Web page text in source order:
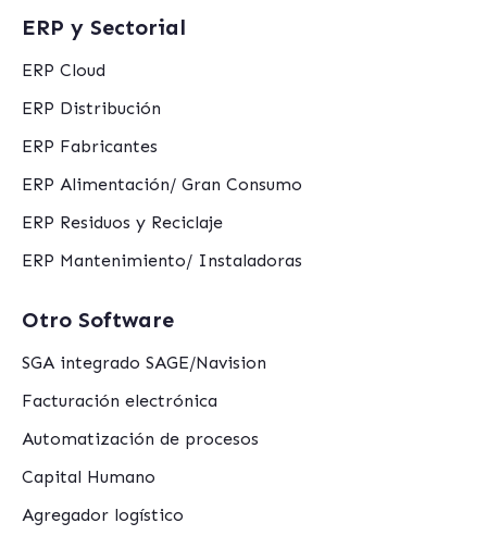
ERP y Sectorial
ERP Cloud
ERP Distribución
ERP Fabricantes
ERP Alimentación/ Gran Consumo
ERP Residuos y Reciclaje
ERP Mantenimiento/ Instaladoras
Otro Software
SGA integrado SAGE/Navision
Facturación electrónica
Automatización de procesos
Capital Humano
Agregador logístico